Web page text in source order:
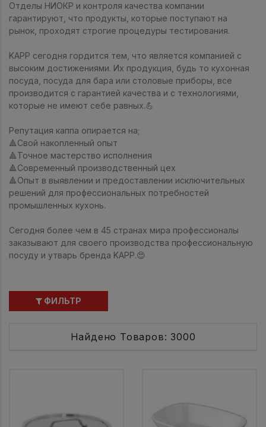
Отделы НИОКР и контроля качества компании
гарантируют, что продукты, которые поступают на
рынок, проходят строгие процедуры тестирования.
KAPP сегодня гордится тем, что является компанией с
высоким достижениями. Их продукция, будь то кухонная
посуда, посуда для бара или столовые приборы, все
производится с гарантией качества и с технологиями,
которые не имеют себе равных.💪
Репутация каппа опирается на;
🔺Свой накопленный опыт
🔺Точное мастерство исполнения
🔺Современный производственный цех
🔺Опыт в выявлении и предоставлении исключительных
решений для профессиональных потребностей
промышленных кухонь.
Сегодня более чем в 45 странах мира профессионалы
заказывают для своего производства профессиональную
посуду и утварь бренда KAPP.😍
ФИЛЬТР
Найдено Товаров: 3000